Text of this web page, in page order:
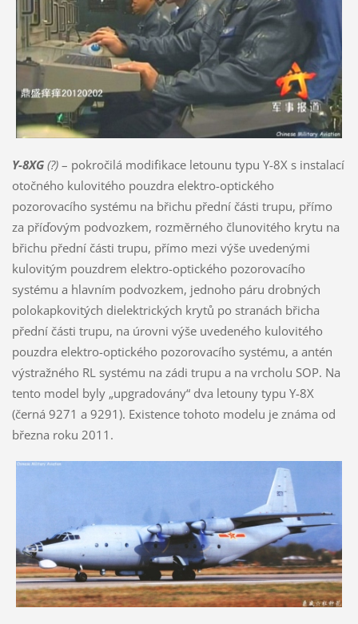
Y-8XG(?)– pokročilá modifikace letounu typu Y-8X s instalací
otočného kulovitého pouzdra elektro-optického
pozorovacího systému na břichu přední části trupu, přímo
za příďovým podvozkem, rozměrného člunovitého krytu na
břichu přední části trupu, přímo mezi výše uvedenými
kulovitým pouzdrem elektro-optického pozorovacího
systému a hlavním podvozkem, jednoho páru drobných
polokapkovitých dielektrických krytů po stranách břicha
přední části trupu, na úrovni výše uvedeného kulovitého
pouzdra elektro-optického pozorovacího systému, a antén
výstražného RL systému na zádi trupu a na vrcholu SOP. Na
tento model byly „upgradovány“ dva letouny typu Y-8X
(černá 9271 a 9291). Existence tohoto modelu je známa od
března roku 2011.